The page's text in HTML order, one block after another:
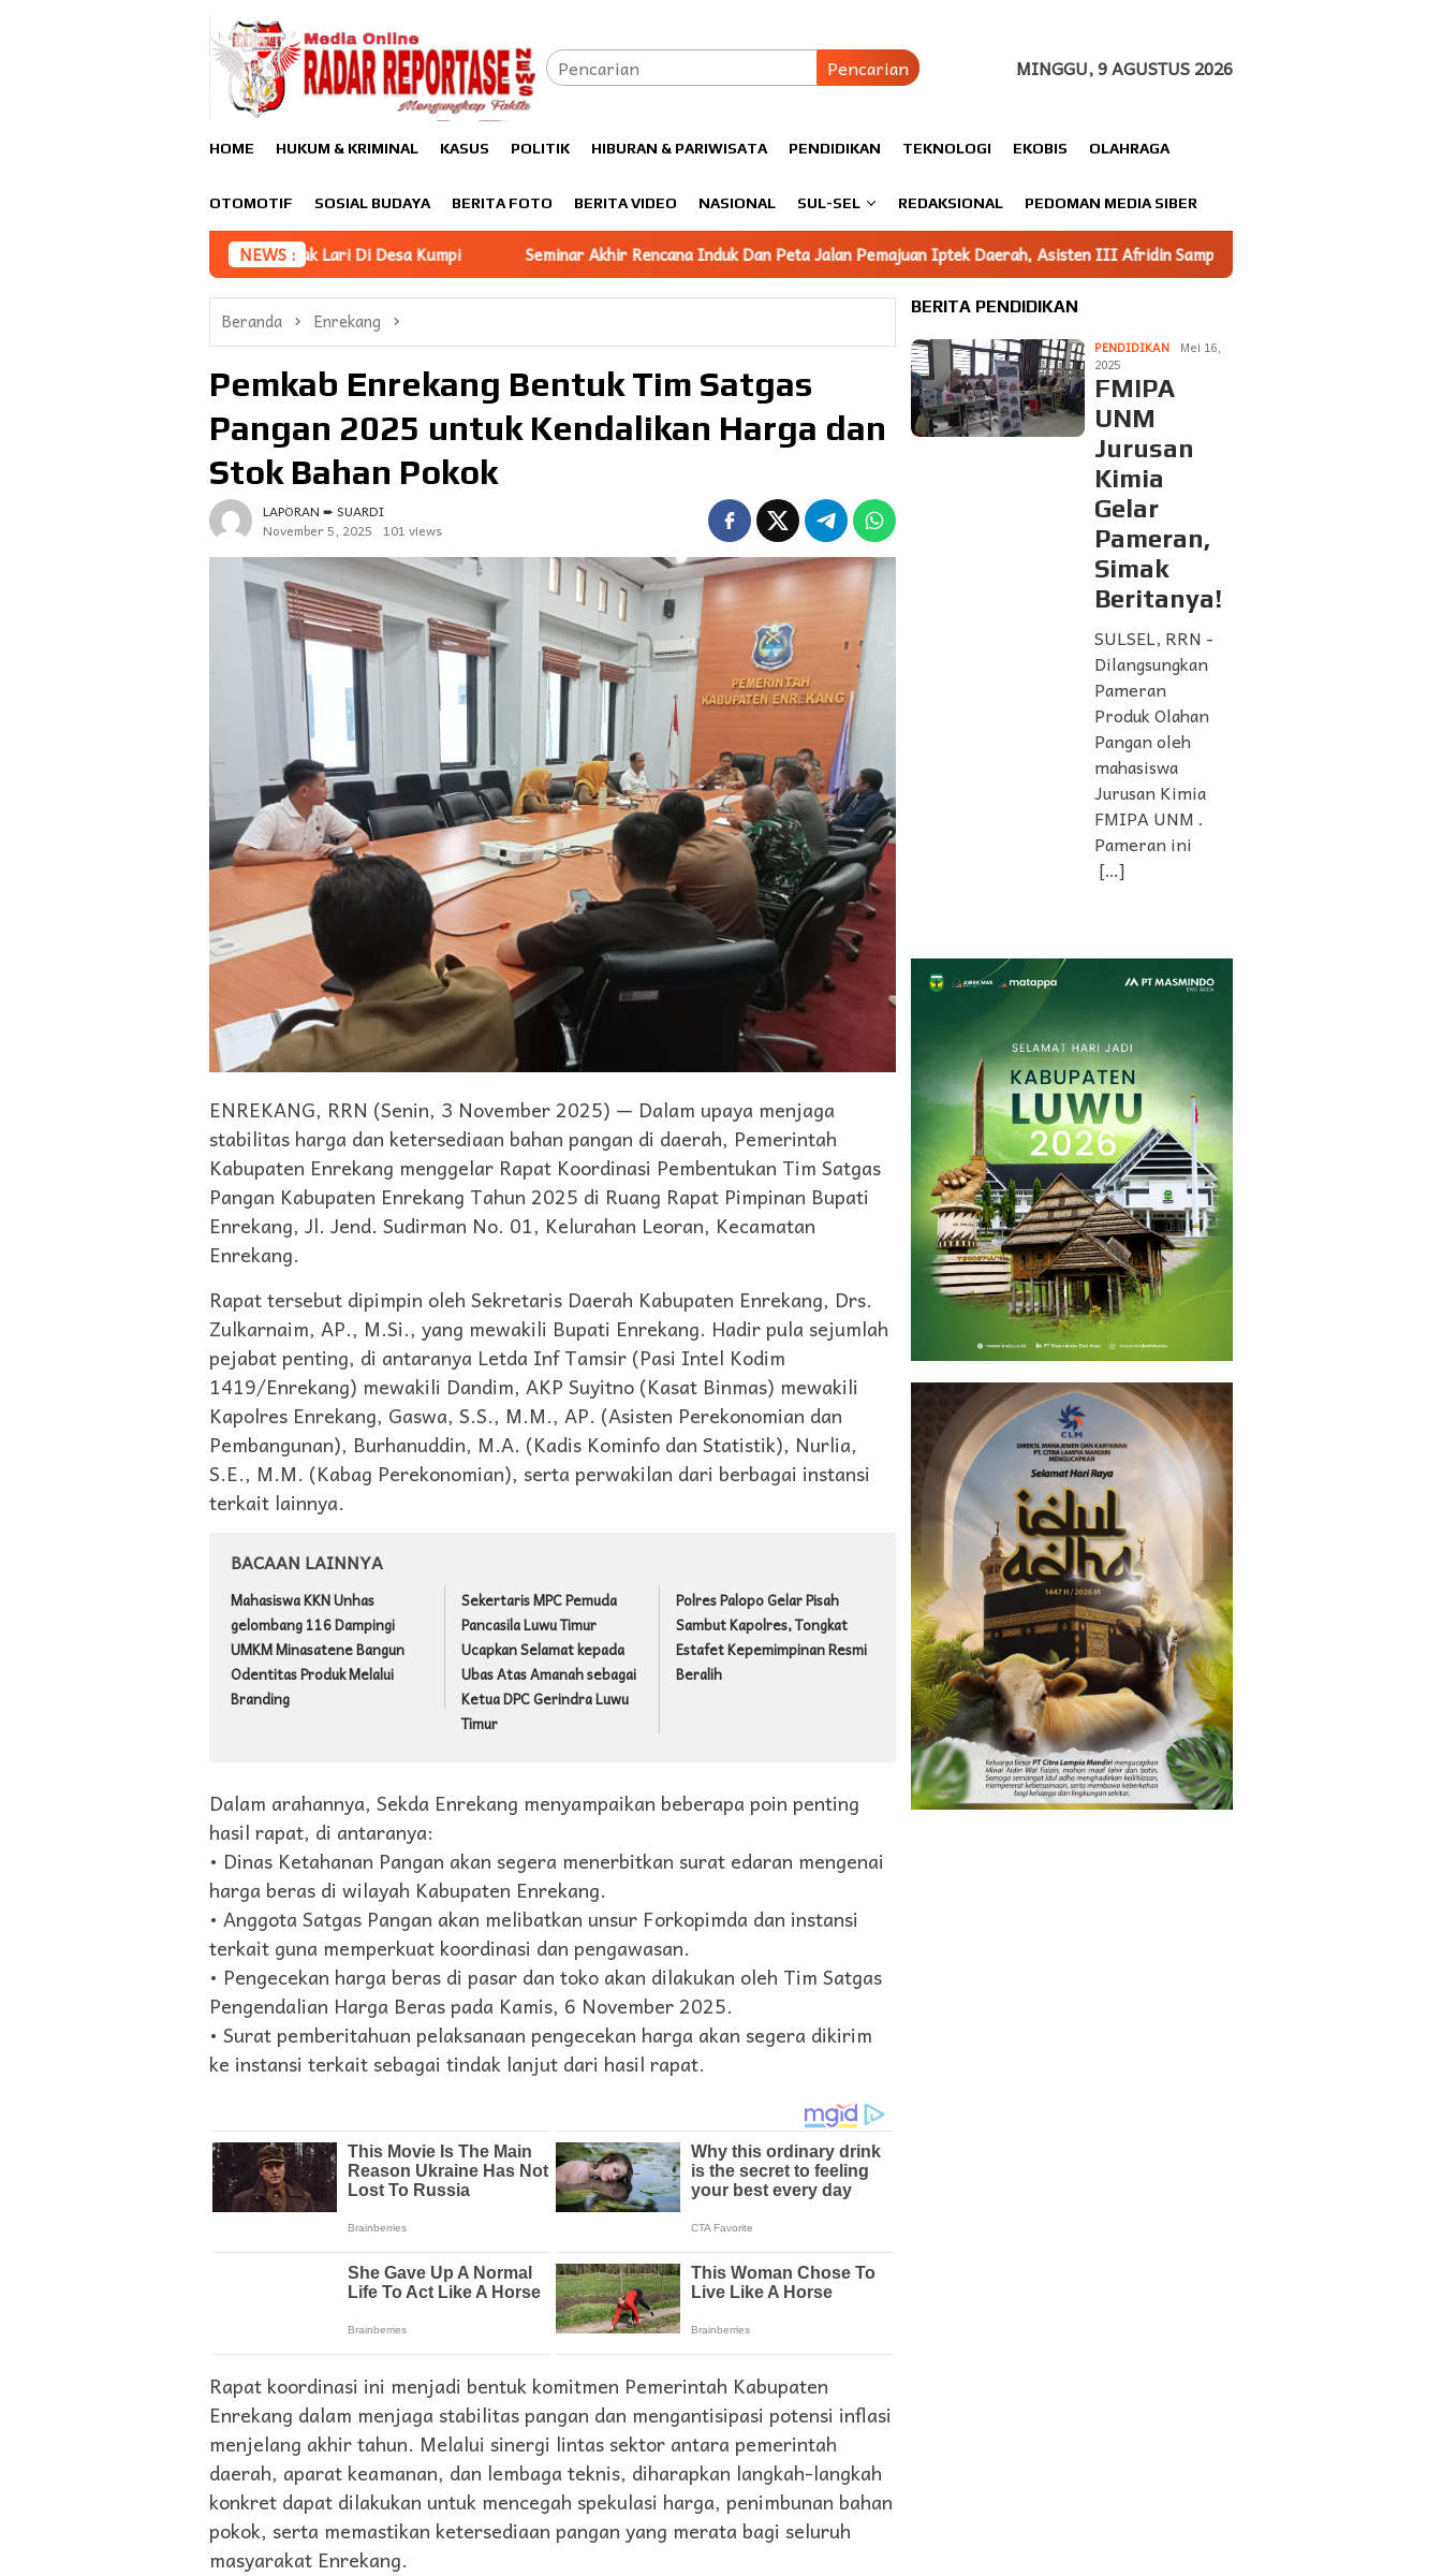
Pencarian MINGGU, 9 AGUSTUS 2026
HOME HUKUM & KRIMINAL KASUS POLITIK HIBURAN & PARIWISATA PENDIDIKAN TEKNOLOGI EKOBIS OLAHRAGA
OTOMOTIF SOSIAL BUDAYA BERITA FOTO BERITA VIDEO NASIONAL SUL-SEL REDAKSIONAL PEDOMAN MEDIA SIBER
NEWS :
Tabrak Lari Di Desa Kumpi Seminar Akhir Rencana Induk Dan Peta Jalan Pemajuan Iptek Daerah, Asisten III Afridin Sampaikan Iptek Jadi Fondasi Utama Pembangunan
Beranda Enrekang
Pemkab Enrekang Bentuk Tim Satgas
Pangan 2025 untuk Kendalikan Harga dan
Stok Bahan Pokok
LAPORAN ➨ SUARDI
November 5, 2025 101 views
ENREKANG, RRN (Senin, 3 November 2025) — Dalam upaya menjaga
stabilitas harga dan ketersediaan bahan pangan di daerah, Pemerintah
Kabupaten Enrekang menggelar Rapat Koordinasi Pembentukan Tim Satgas
Pangan Kabupaten Enrekang Tahun 2025 di Ruang Rapat Pimpinan Bupati
Enrekang, Jl. Jend. Sudirman No. 01, Kelurahan Leoran, Kecamatan
Enrekang.
Rapat tersebut dipimpin oleh Sekretaris Daerah Kabupaten Enrekang, Drs.
Zulkarnaim, AP., M.Si., yang mewakili Bupati Enrekang. Hadir pula sejumlah
pejabat penting, di antaranya Letda Inf Tamsir (Pasi Intel Kodim
1419/Enrekang) mewakili Dandim, AKP Suyitno (Kasat Binmas) mewakili
Kapolres Enrekang, Gaswa, S.S., M.M., AP. (Asisten Perekonomian dan
Pembangunan), Burhanuddin, M.A. (Kadis Kominfo dan Statistik), Nurlia,
S.E., M.M. (Kabag Perekonomian), serta perwakilan dari berbagai instansi
terkait lainnya.
BACAAN LAINNYA
Mahasiswa KKN Unhas
gelombang 116 Dampingi
UMKM Minasatene Bangun
Odentitas Produk Melalui
Branding
Sekertaris MPC Pemuda
Pancasila Luwu Timur
Ucapkan Selamat kepada
Ubas Atas Amanah sebagai
Ketua DPC Gerindra Luwu
Timur
Polres Palopo Gelar Pisah
Sambut Kapolres, Tongkat
Estafet Kepemimpinan Resmi
Beralih
Dalam arahannya, Sekda Enrekang menyampaikan beberapa poin penting
hasil rapat, di antaranya:
• Dinas Ketahanan Pangan akan segera menerbitkan surat edaran mengenai
harga beras di wilayah Kabupaten Enrekang.
• Anggota Satgas Pangan akan melibatkan unsur Forkopimda dan instansi
terkait guna memperkuat koordinasi dan pengawasan.
• Pengecekan harga beras di pasar dan toko akan dilakukan oleh Tim Satgas
Pengendalian Harga Beras pada Kamis, 6 November 2025.
• Surat pemberitahuan pelaksanaan pengecekan harga akan segera dikirim
ke instansi terkait sebagai tindak lanjut dari hasil rapat.
Rapat koordinasi ini menjadi bentuk komitmen Pemerintah Kabupaten
Enrekang dalam menjaga stabilitas pangan dan mengantisipasi potensi inflasi
menjelang akhir tahun. Melalui sinergi lintas sektor antara pemerintah
daerah, aparat keamanan, dan lembaga teknis, diharapkan langkah-langkah
konkret dapat dilakukan untuk mencegah spekulasi harga, penimbunan bahan
pokok, serta memastikan ketersediaan pangan yang merata bagi seluruh
masyarakat Enrekang.
BERITA PENDIDIKAN
PENDIDIKAN
Mei 16,
2025
FMIPA
UNM
Jurusan
Kimia
Gelar
Pameran,
Simak
Beritanya!
SULSEL, RRN -
Dilangsungkan
Pameran
Produk Olahan
Pangan oleh
mahasiswa
Jurusan Kimia
FMIPA UNM .
Pameran ini
[…]